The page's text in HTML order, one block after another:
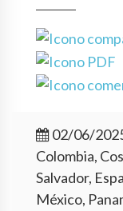
02/06/
Colombia,
Salvador,
México,